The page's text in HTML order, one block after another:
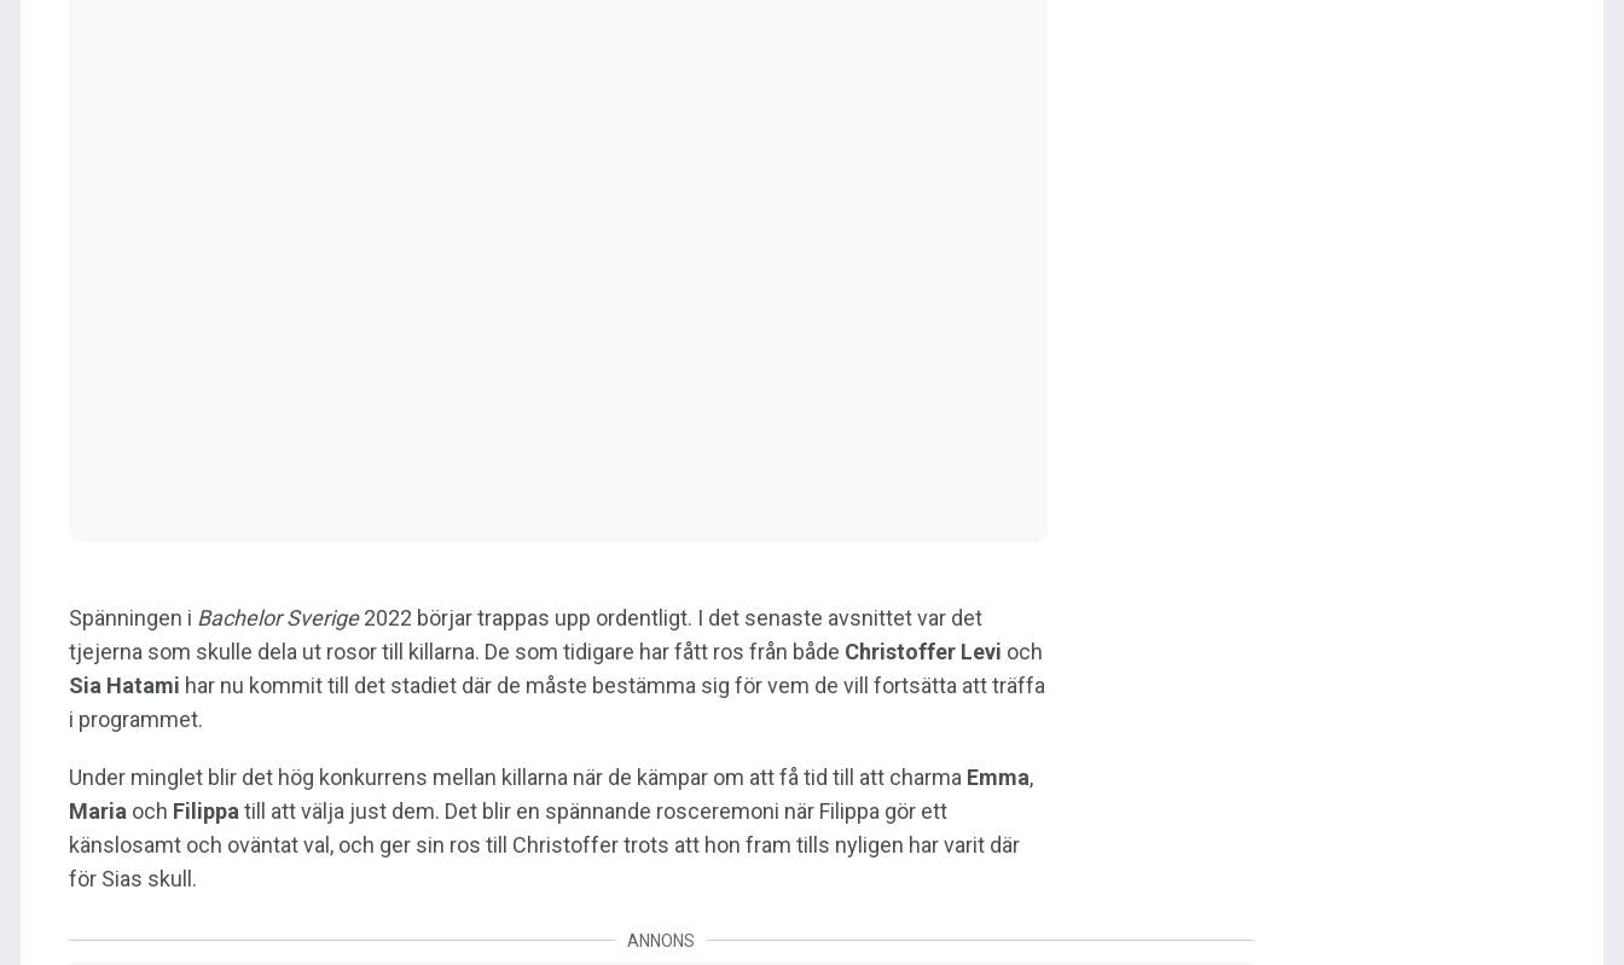
Spänningen i Bachelor Sverige2022 börjar trappas upp ordentligt. I det senaste avsnittet var det
tjejerna som skulle dela ut rosor till killarna. De som tidigare har fått ros från både Christoffer Levi och
Sia Hatami har nu kommit till det stadiet där de måste bestämma sig för vem de vill fortsätta att träffa
i programmet.
Under minglet blir det hög konkurrens mellan killarna när de kämpar om att få tid till att charma Emma,
Maria och Filippa till att välja just dem. Det blir en spännande rosceremoni när Filippa gör ett
känslosamt och oväntat val, och ger sin ros till Christoffer trots att hon fram tills nyligen har varit där
för Sias skull.
ANNONS